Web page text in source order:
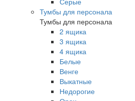
Тумбы для персонала
Тумбы для персонала
2 ящика
3 ящика
4 ящика
Белые
Венге
Выкатные
Недорогие